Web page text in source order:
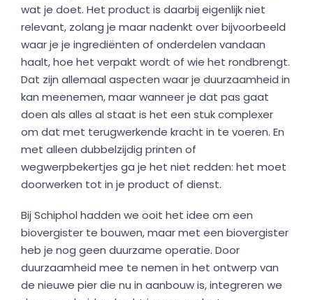
wat je doet. Het product is daarbij eigenlijk niet
relevant, zolang je maar nadenkt over bijvoorbeeld
waar je je ingrediënten of onderdelen vandaan
haalt, hoe het verpakt wordt of wie het rondbrengt.
Dat zijn allemaal aspecten waar je duurzaamheid in
kan meenemen, maar wanneer je dat pas gaat
doen als alles al staat is het een stuk complexer
om dat met terugwerkende kracht in te voeren. En
met alleen dubbelzijdig printen of
wegwerpbekertjes ga je het niet redden: het moet
doorwerken tot in je product of dienst.
Bij Schiphol hadden we ooit het idee om een
biovergister te bouwen, maar met een biovergister
heb je nog geen duurzame operatie. Door
duurzaamheid mee te nemen in het ontwerp van
de nieuwe pier die nu in aanbouw is, integreren we